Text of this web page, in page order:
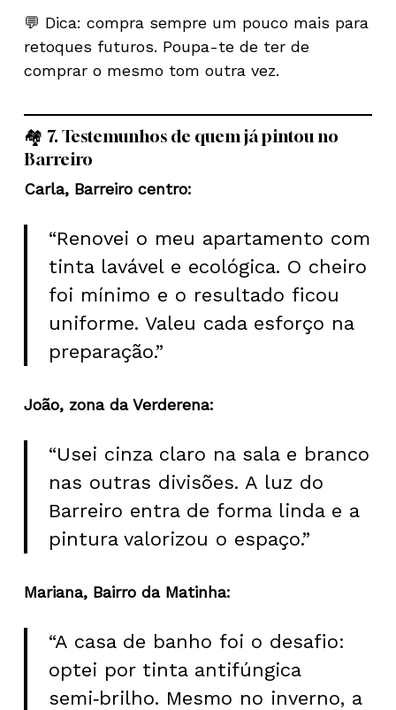
💬 Dica: compra sempre um pouco mais para
retoques futuros. Poupa-te de ter de
comprar o mesmo tom outra vez.
🏘️ 7. Testemunhos de quem já pintou no
Barreiro
Carla, Barreiro centro:
“Renovei o meu apartamento com
tinta lavável e ecológica. O cheiro
foi mínimo e o resultado ficou
uniforme. Valeu cada esforço na
preparação.”
João, zona da Verderena:
“Usei cinza claro na sala e branco
nas outras divisões. A luz do
Barreiro entra de forma linda e a
pintura valorizou o espaço.”
Mariana, Bairro da Matinha:
“A casa de banho foi o desafio:
optei por tinta antifúngica
semi‑brilho. Mesmo no inverno, a